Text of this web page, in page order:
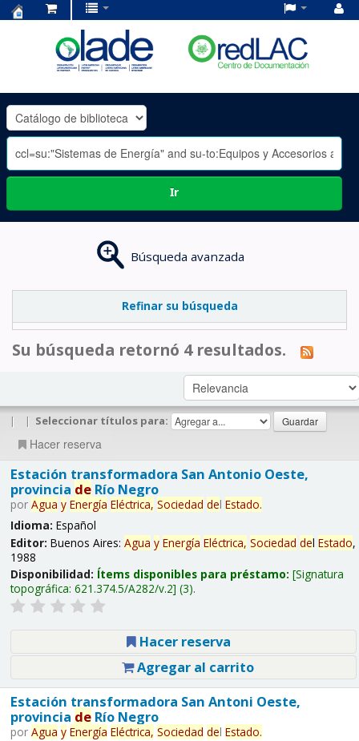
OLADE
-
Ir
Búsqueda avanzada
Refinar su búsqueda
Su búsqueda retornó 4 resultados.
| | Seleccionar títulos para:
Hacer reserva
Estación transformadora San Antonio Oeste,
provincia deRío Negro
por Agua y Energía Eléctrica, Sociedad del Estado.
Idioma: Español
Editor: Buenos Aires: Agua y Energía Eléctrica, Sociedad del Estado,
1988
Disponibilidad: Ítems disponibles para préstamo: Signatura
topográfica: 621.374.5/A282/v.2 (3).
Hacer reserva
Agregar al carrito
Estación transformadora San Antoni Oeste,
provincia deRío Negro
por Agua y Energía Eléctrica, Sociedad del Estado.